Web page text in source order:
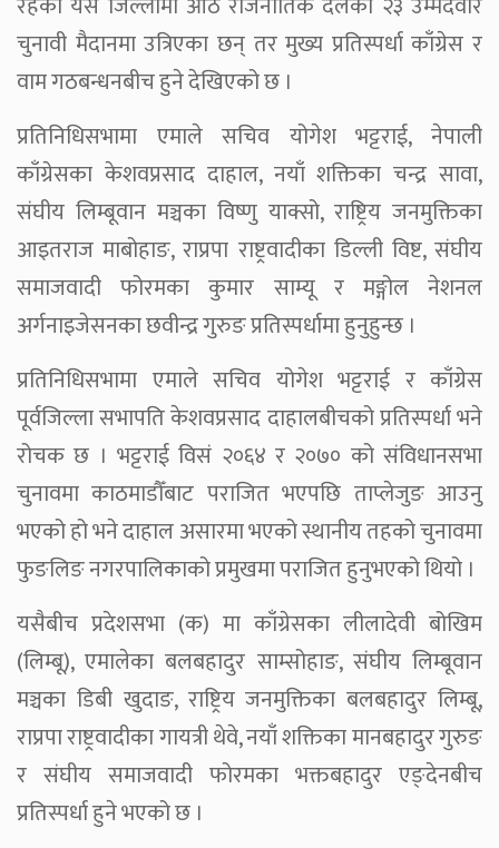
चुनावी मैदानमा उत्रिएका छन् तर मुख्य प्रतिस्पर्धा काँग्रेस र
वाम गठबन्धनबीच हुने देखिएको छ ।
प्रतिनिधिसभामा एमाले सचिव योगेश भट्टराई, नेपाली
काँग्रेसका केशवप्रसाद दाहाल, नयाँ शक्तिका चन्द्र सावा,
संघीय लिम्बूवान मञ्चका विष्णु याक्सो, राष्ट्रिय जनमुक्तिका
आइतराज माबोहाङ, राप्रपा राष्ट्रवादीका डिल्ली विष्ट, संघीय
समाजवादी फोरमका कुमार साम्यू र मङ्गोल नेशनल
अर्गनाइजेसनका छवीन्द्र गुरुङ प्रतिस्पर्धामा हुनुहुन्छ ।
प्रतिनिधिसभामा एमाले सचिव योगेश भट्टराई र काँग्रेस
पूर्वजिल्ला सभापति केशवप्रसाद दाहालबीचको प्रतिस्पर्धा भने
रोचक छ । भट्टराई विसं २०६४ र २०७० को संविधानसभा
चुनावमा काठमाडौँबाट पराजित भएपछि ताप्लेजुङ आउनु
भएको हो भने दाहाल असारमा भएको स्थानीय तहको चुनावमा
फुङलिङ नगरपालिकाको प्रमुखमा पराजित हुनुभएको थियो ।
यसैबीच प्रदेशसभा (क) मा काँग्रेसका लीलादेवी बोखिम
(लिम्बू), एमालेका बलबहादुर साम्सोहाङ, संघीय लिम्बूवान
मञ्चका डिबी खुदाङ, राष्ट्रिय जनमुक्तिका बलबहादुर लिम्बू,
राप्रपा राष्ट्रवादीका गायत्री थेवे, नयाँ शक्तिका मानबहादुर गुरुङ
र संघीय समाजवादी फोरमका भक्तबहादुर एङ्देनबीच
प्रतिस्पर्धा हुने भएको छ ।